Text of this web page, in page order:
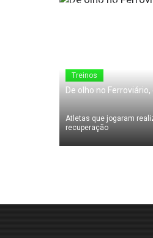
07 de Abril de 2011
Treinos
De olho no
Atletas que jogaram
recuperação